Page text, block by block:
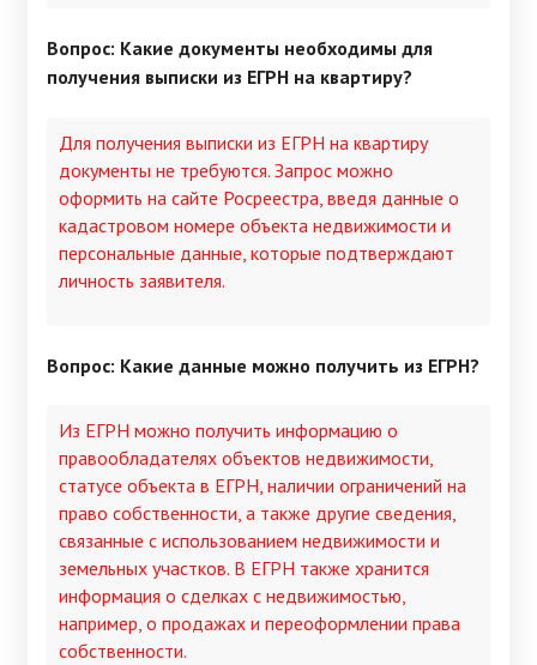
Вопрос: Какие документы необходимы для
получения выписки из ЕГРН на квартиру?
Для получения выписки из ЕГРН на квартиру
документы не требуются. Запрос можно
оформить на сайте Росреестра, введя данные о
кадастровом номере объекта недвижимости и
персональные данные, которые подтверждают
личность заявителя.
Вопрос: Какие данные можно получить из ЕГРН?
Из ЕГРН можно получить информацию о
правообладателях объектов недвижимости,
статусе объекта в ЕГРН, наличии ограничений на
право собственности, а также другие сведения,
связанные с использованием недвижимости и
земельных участков. В ЕГРН также хранится
информация о сделках с недвижимостью,
например, о продажах и переоформлении права
собственности.